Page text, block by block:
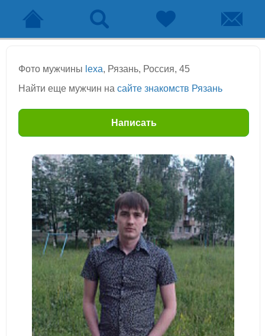
Фото мужчины lexa, Рязань, Россия, 45
Найти еще мужчин на сайте знакомств Рязань
Написать